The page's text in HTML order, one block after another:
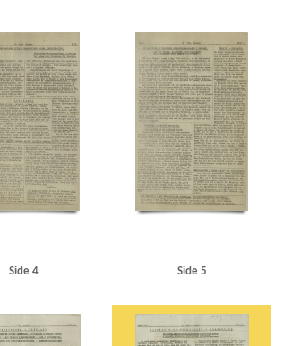
politichef Associated Press
Astaire, Fred, danser
Björnsson, forfatter
Björnsson, Svein, tandlæge
direktør, Zeuthen & Aagaard C
Carl Allers Etablissement, Valby
d'Angleterre, hotel, Kbh. Dagmarhus
Dagsposten
sanger Distinguised Military Medal Dyck, Else van, Kbh.
Essen, redaktør Finland
Frankrig
Oregon Glyptoteket
Goebbels, Joseph
von Hans Justs Magasiner Helsingfors
Helweg Mikkelsen & Co.
Melchior, Lauritz, kammersanger
fabrik Müllen, Bent von, skuespiller
Munck, Ebbe, redaktør
Side 4 Side 5